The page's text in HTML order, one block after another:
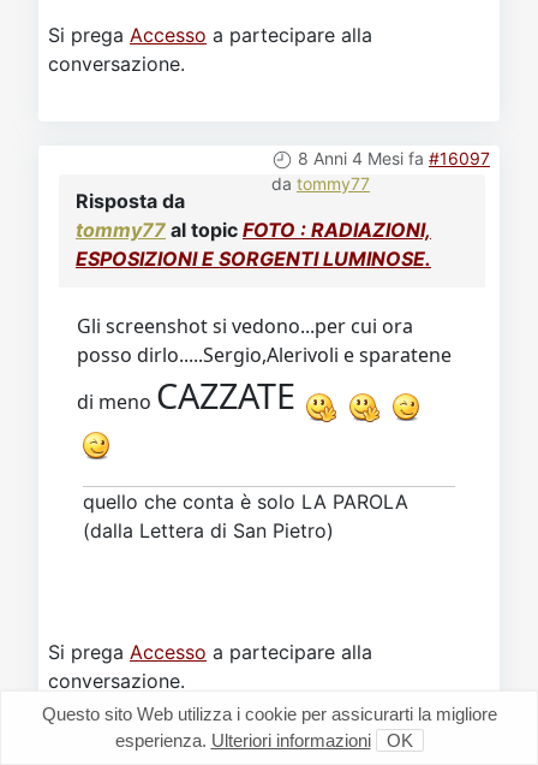
Si prega Accesso a partecipare alla
conversazione.
8 Anni 4 Mesi fa #16097
da tommy77
Risposta da
tommy77 al topic FOTO : RADIAZIONI,
ESPOSIZIONI E SORGENTI LUMINOSE.
Gli screenshot si vedono...per cui ora
posso dirlo.....Sergio,Alerivoli e sparatene
di meno CAZZATE
quello che conta è solo LA PAROLA
(dalla Lettera di San Pietro)
Si prega Accesso a partecipare alla
conversazione.
Questo sito Web utilizza i cookie per assicurarti la migliore
esperienza. Ulteriori informazioni OK